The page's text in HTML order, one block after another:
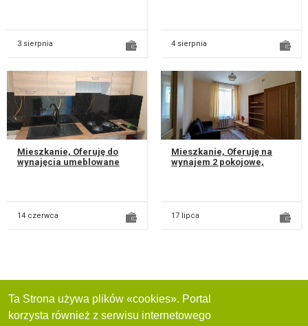
3 sierpnia 4 sierpnia
Mieszkanie, Oferuję do
wynajęcia umeblowane
14 czerwca
Mieszkanie, Oferuję na
wynajem 2 pokojowe,
17 lipca
Ta Strona używa plików «cookies». Portal
korzysta również z serwisu internetowego